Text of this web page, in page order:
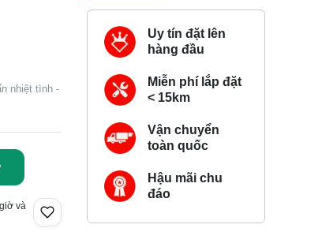
nhiệt tình -
và
Uy tín đặt lên
hàng đầu
Miễn phí lắp đặt
< 15km
Vận chuyển
toàn quốc
Hậu mãi chu
đáo